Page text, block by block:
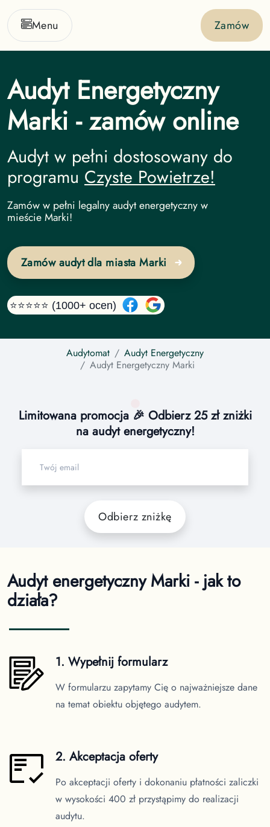
Menu Zamów
Audyt Energetyczny
Marki - zamów online
Audyt w pełni dostosowany do
programu Czyste Powietrze!
Audyt Energetyczny undefined
Zamów w pełni legalny audyt energetyczny w
mieście Marki!
Zamów audyt dla miasta Marki
⭐⭐⭐⭐⭐ (1000+ ocen)
Audytomat
Audyt Energetyczny
Audyt Energetyczny Marki
Limitowana promocja 🎉 Odbierz 25 zł zniżki
na audyt energetyczny!
Odbierz zniżkę
Audyt energetyczny Marki - jak to
działa?
1. Wypełnij formularz
W formularzu zapytamy Cię o najważniejsze dane
na temat obiektu objętego audytem.
2. Akceptacja oferty
Po akceptacji oferty i dokonaniu płatności zaliczki
w wysokości 400 zł przystąpimy do realizacji
audytu.